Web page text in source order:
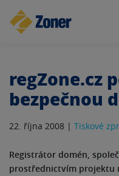
regZone.cz
bezpečnou
22. října 2008 | Tiskové
Registrátor domén,
prostřednictvím projektu